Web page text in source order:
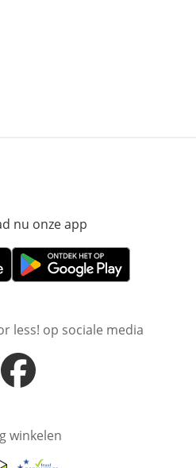
nu onze app
Opent in nieuw venster
less! op sociale media
Opent in nieuw venster
winkelen